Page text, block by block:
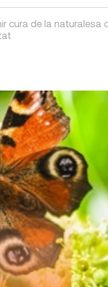
cura de la naturalesa